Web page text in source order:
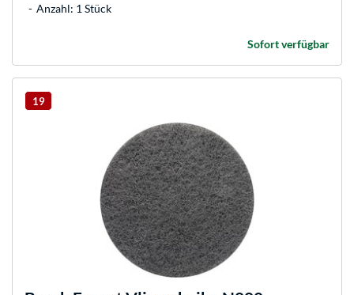
Anzahl: 1 Stück
Sofort verfügbar
19